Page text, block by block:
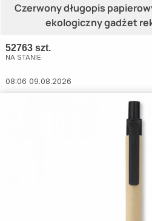
Czerwony długopis
ekologiczny gadżet
52763 szt.
NA STANIE
08:06 09.08.2026